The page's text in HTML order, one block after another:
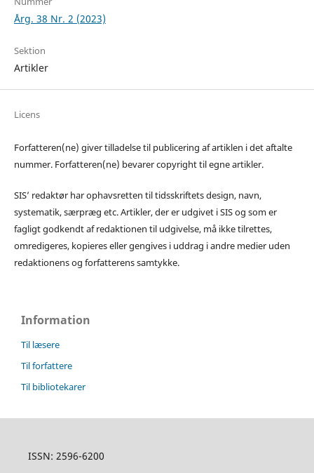
Årg. 38 Nr. 2 (2023)
Sektion
Artikler
Licens
Forfatteren(ne) giver tilladelse til publicering af artiklen i det aftalte
nummer. Forfatteren(ne) bevarer copyright til egne artikler.
SIS’ redaktør har ophavsretten til tidsskriftets design, navn,
systematik, særpræg etc. Artikler, der er udgivet i SIS og som er
fagligt godkendt af redaktionen til udgivelse, må ikke tilrettes,
omredigeres, kopieres eller gengives i uddrag i andre medier uden
redaktionens og forfatterens samtykke.
Information
Til læsere
Til forfattere
Til bibliotekarer
ISSN: 2596-6200